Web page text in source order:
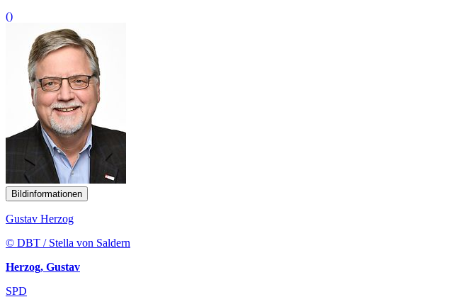
()
Bildinformationen
Gustav Herzog
© DBT / Stella von Saldern
Herzog, Gustav
SPD